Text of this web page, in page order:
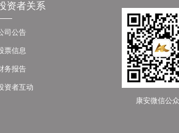
资者关系
司公告
票信息
务报告
资者互动
康安微信公